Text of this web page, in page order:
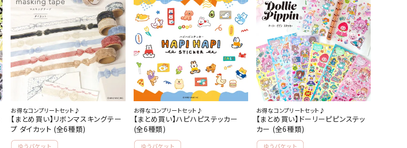
お得なコンプリートセット♪
【まとめ買い】リボンマスキングテー
プ ダイカット (全6種類)
お得なコンプリートセット♪
【まとめ買い】ハピハピステッカー
(全6種類)
お得なコンプリートセット♪
【まとめ買い】ドーリーピピンステッ
カー (全6種類)